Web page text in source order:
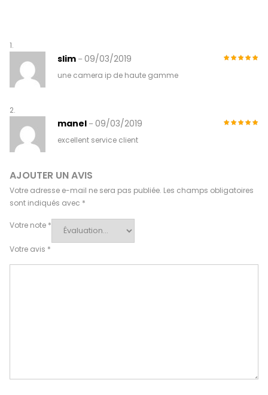
slim –09/03/2019
une camera ip de haute gamme
manel –09/03/2019
excellent service client
AJOUTER UN AVIS
Votre adresse e-mail ne sera pas publiée. Les champs obligatoires
sont indiqués avec *
Votre note *
Votre avis *